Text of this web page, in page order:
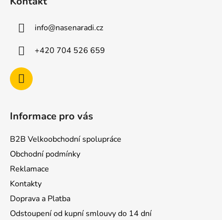
info@nasenaradi.cz
+420 704 526 659
Informace pro vás
B2B Velkoobchodní spolupráce
Obchodní podmínky
Reklamace
Kontakty
Doprava a Platba
Odstoupení od kupní smlouvy do 14 dní